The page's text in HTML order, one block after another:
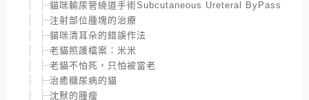
貓咪輸尿管繞道手術Subcutaneous Ureteral ByPass
注射部位腫塊的治療
貓咪清耳朵的錯誤作法
老貓照護檔案：米米
老貓不怕死，只怕被當老
治癒糖尿病的貓
沈默的腫瘤